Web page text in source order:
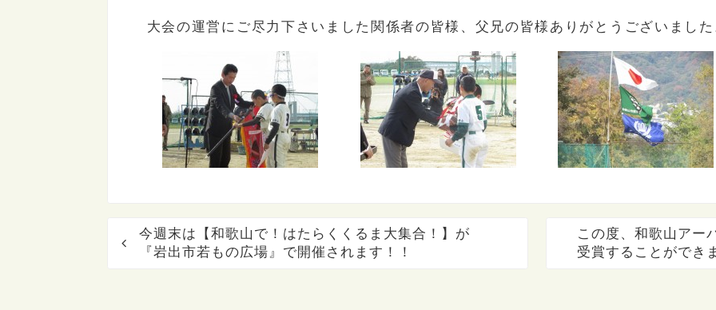
大会の運営にご尽力下さいました関係者の皆様、父兄の皆様ありがとうございまし
今週末は【和歌山で！はたらくくるま大集合！】が
『岩出市若もの広場』で開催されます！！
この度、和歌山アー
受賞することができ